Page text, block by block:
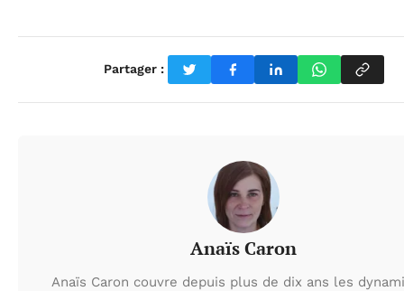
Partager :
Anaïs Caron
Anaïs Caron couvre depuis plus de dix ans les